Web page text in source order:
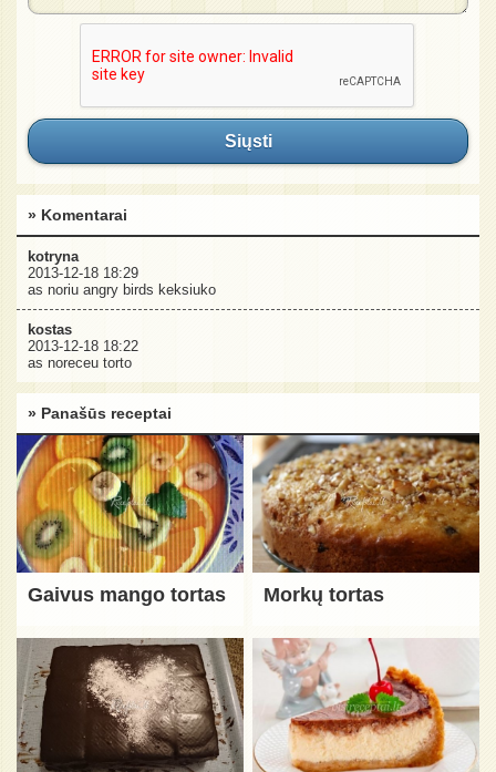
Siųsti
» Komentarai
kotryna
2013-12-18 18:29
as noriu angry birds keksiuko
kostas
2013-12-18 18:22
as noreceu torto
» Panašūs receptai
Gaivus mango tortas Morkų tortas